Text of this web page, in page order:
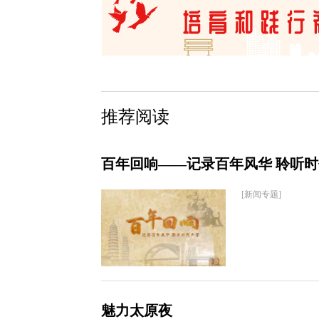
推荐阅读
百年回响——记录百年风华 聆听
[新闻专题]
魅力太原夜